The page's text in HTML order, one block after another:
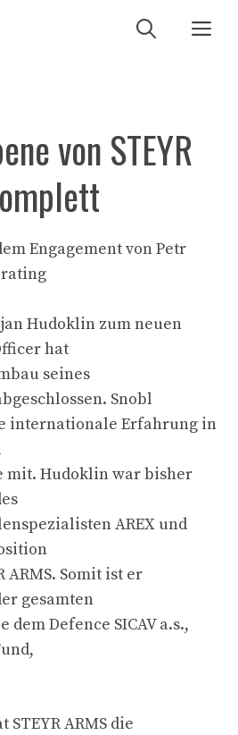
von STEYR
Engagement von Petr
Hudoklin zum neuen
hat
seines
Snobl
internationale Erfahrung in
mit. Hudoklin war bisher
AREX und
ARMS. Somit ist er
gesamten
dem Defence SICAV a.s.,
ARMS die